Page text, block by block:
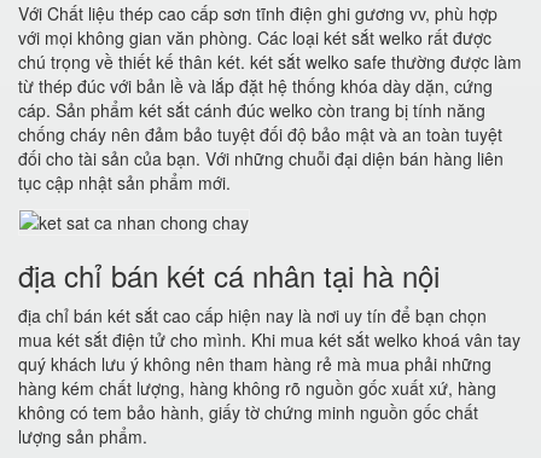
Với Chất liệu thép cao cấp sơn tĩnh điện ghi gương vv, phù hợp
với mọi không gian văn phòng. Các loại két sắt welko rất được
chú trọng về thiết kế thân két. két sắt welko safe thường được làm
từ thép đúc với bản lề và lắp đặt hệ thống khóa dày dặn, cứng
cáp. Sản phẩm két sắt cánh đúc welko còn trang bị tính năng
chống cháy nên đảm bảo tuyệt đối độ bảo mật và an toàn tuyệt
đối cho tài sản của bạn. Với những chuỗi đại diện bán hàng liên
tục cập nhật sản phẩm mới.
địa chỉ bán két cá nhân tại hà nội
địa chỉ bán két sắt cao cấp hiện nay là nơi uy tín để bạn chọn
mua két sắt điện tử cho mình. Khi mua két sắt welko khoá vân tay
quý khách lưu ý không nên tham hàng rẻ mà mua phải những
hàng kém chất lượng, hàng không rõ nguồn gốc xuất xứ, hàng
không có tem bảo hành, giấy tờ chứng minh nguồn gốc chất
lượng sản phẩm.